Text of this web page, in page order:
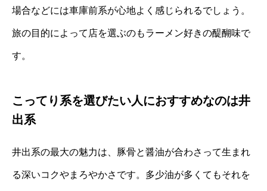
場合などには車庫前系が心地よく感じられるでしょう。
旅の目的によって店を選ぶのもラーメン好きの醍醐味で
す。
こってり系を選びたい人におすすめなのは井
出系
井出系の最大の魅力は、豚骨と醤油が合わさって生まれ
る深いコクやまろやかさです。多少油が多くてもそれを